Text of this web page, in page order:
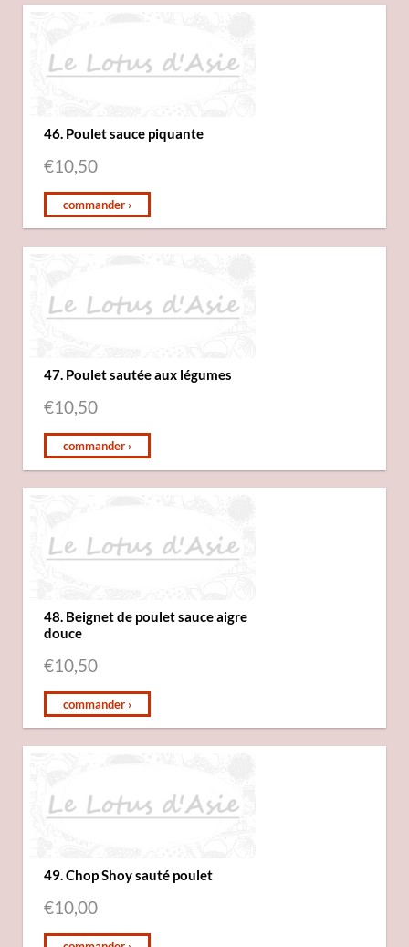
46. Poulet sauce piquante
€10,50
commander ›
47. Poulet sautée aux légumes
€10,50
commander ›
48. Beignet de poulet sauce aigre
douce
€10,50
commander ›
49. Chop Shoy sauté poulet
€10,00